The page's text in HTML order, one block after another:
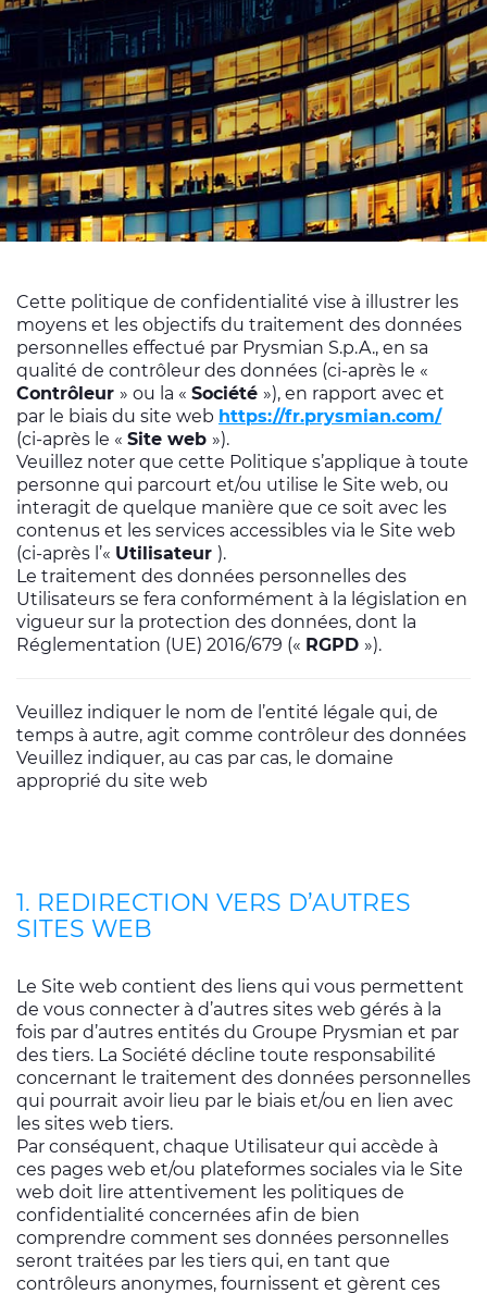
Nos documents
Énergies Renouvelables
Médias
Site corporate
Nous contacter
CABLE APP PRYSMIAN CLUB
Cette politique de confidentialité vise à illustrer les
moyens et les objectifs du traitement des données
personnelles effectué par Prysmian S.p.A., en sa
qualité de contrôleur des données (ci-après le «
Contrôleur » ou la « Société »), en rapport avec et
par le biais du site web https://fr.prysmian.com/
(ci-après le « Site web »).
Veuillez noter que cette Politique s’applique à toute
personne qui parcourt et/ou utilise le Site web, ou
interagit de quelque manière que ce soit avec les
contenus et les services accessibles via le Site web
(ci-après l’« Utilisateur ).
Le traitement des données personnelles des
Utilisateurs se fera conformément à la législation en
vigueur sur la protection des données, dont la
Réglementation (UE) 2016/679 (« RGPD »).
Veuillez indiquer le nom de l’entité légale qui, de
temps à autre, agit comme contrôleur des données
Veuillez indiquer, au cas par cas, le domaine
approprié du site web
1. REDIRECTION VERS D’AUTRES
SITES WEB
Le Site web contient des liens qui vous permettent
de vous connecter à d’autres sites web gérés à la
fois par d’autres entités du Groupe Prysmian et par
des tiers. La Société décline toute responsabilité
concernant le traitement des données personnelles
qui pourrait avoir lieu par le biais et/ou en lien avec
les sites web tiers.
Par conséquent, chaque Utilisateur qui accède à
ces pages web et/ou plateformes sociales via le Site
web doit lire attentivement les politiques de
confidentialité concernées afin de bien
comprendre comment ses données personnelles
seront traitées par les tiers qui, en tant que
contrôleurs anonymes, fournissent et gèrent ces